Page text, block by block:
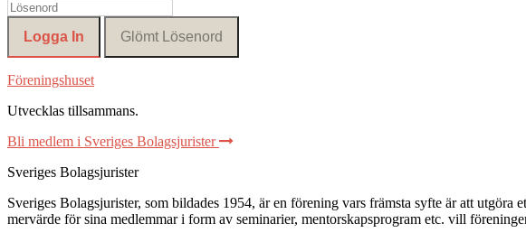
Föreningshuset
Utvecklas tillsammans.
Bli medlem i Sveriges Bolagsjurister
Sveriges Bolagsjurister
Sveriges Bolagsjurister, som bildades 1954, är en förening vars främsta syfte är att
mervärde för sina medlemmar i form av seminarier, mentorskapsprogram etc. vill